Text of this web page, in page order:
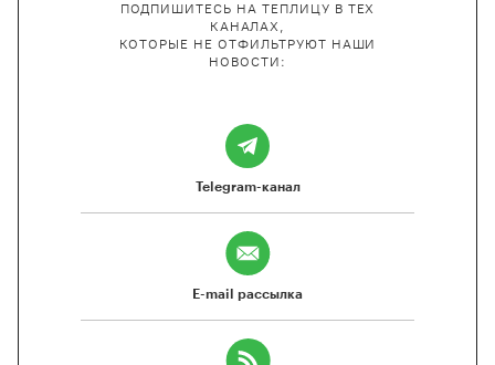
ПОДПИШИТЕСЬ НА ТЕПЛИЦУ В ТЕХ
КАНАЛАХ,
КОТОРЫЕ НЕ ОТФИЛЬТРУЮТ НАШИ
НОВОСТИ:
Telegram-канал
E-mail рассылка